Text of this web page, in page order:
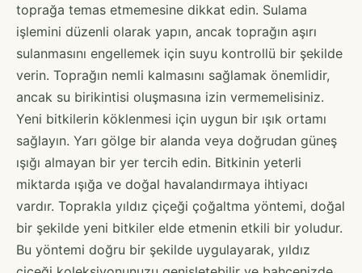
toprağa temas etmemesine dikkat edin. Sulama
işlemini düzenli olarak yapın, ancak toprağın aşırı
sulanmasını engellemek için suyu kontrollü bir şekilde
verin. Toprağın nemli kalmasını sağlamak önemlidir,
ancak su birikintisi oluşmasına izin vermemelisiniz.
Yeni bitkilerin köklenmesi için uygun bir ışık ortamı
sağlayın. Yarı gölge bir alanda veya doğrudan güneş
ışığı almayan bir yer tercih edin. Bitkinin yeterli
miktarda ışığa ve doğal havalandırmaya ihtiyacı
vardır. Toprakla yıldız çiçeği çoğaltma yöntemi, doğal
bir şekilde yeni bitkiler elde etmenin etkili bir yoludur.
Bu yöntemi doğru bir şekilde uygulayarak, yıldız